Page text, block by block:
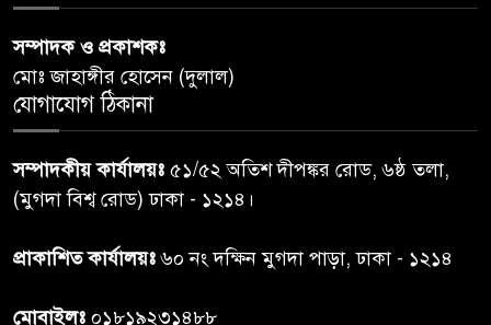
পেশ
৬
তদন্ত শেষ পর্যায়ে, দ্রুত চার্জশিট
৭
রাতের মধ্যে ঢাকাসহ ১০ অঞ্চলে
ঝড়বৃষ্টির পূর্বাভাস
৮
সম্পাদক ও প্রকাশকঃ
মোঃ জাহাঙ্গীর হোসেন (দুলাল)
যোগাযোগ ঠিকানা
সম্পাদকীয় কার্যালয়ঃ ৫১/৫২ অতিশ দীপঙ্কর রোড, ৬ষ্ঠ তলা,
(মুগদা বিশ্ব রোড) ঢাকা - ১২১৪।
প্রাকাশিত কার্যালয়ঃ৬০ নং দক্ষিন মুগদা পাড়া, ঢাকা - ১২১৪
মোবাইলঃ ০১৮১৯২৩১৪৮৮